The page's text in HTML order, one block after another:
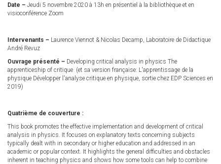
Date – Jeudi 5 novembre 2020 à 13h en présentiel à la bibliothèque et en
visioconférence Zoom
Intervenants – Laurence Viennot & Nicolas Decamp, Laboratoire de Didactique
André Revuz
Ouvrage présenté – Developing critical analysis in physics The
apprenticeship of critique (et sa version française: L'apprentissage de la
physique Développer l'analyse critique en physique, sortie chez EDP Sciences en
2019)
Quatrième de couverture :
This book promotes the effective implementation and development of critical
analysis in physics. It focuses on explanatory texts concerning subjects
typically dealt with in secondary or higher education and addressed in an
academic or popular context. It highlights the general difficulties and obstacles
inherent in teaching physics and shows how some tools can help to combine